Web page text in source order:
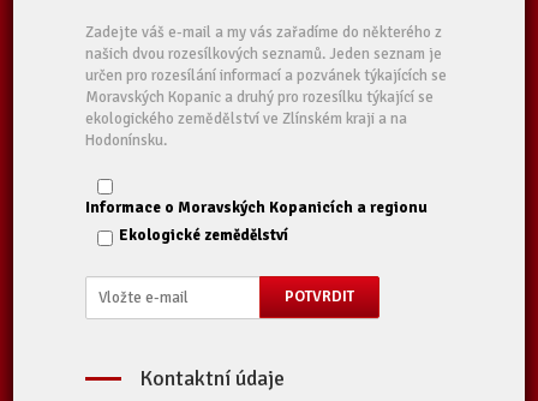
Zadejte váš e-mail a my vás zařadíme do některého z
našich dvou rozesílkových seznamů. Jeden seznam je
určen pro rozesílání informací a pozvánek týkajících se
Moravských Kopanic a druhý pro rozesílku týkající se
ekologického zemědělství ve Zlínském kraji a na
Hodonínsku.
Informace o Moravských Kopanicích a regionu
Ekologické zemědělství
Kontaktní údaje